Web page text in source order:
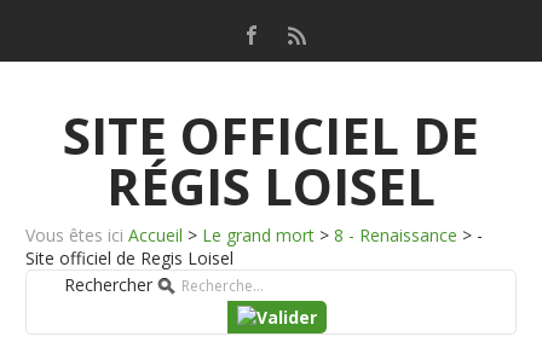
SITE OFFICIEL DE
RÉGIS LOISEL
Vous êtes ici Accueil > Le grand mort > 8 - Renaissance > -
Site officiel de Regis Loisel
Rechercher